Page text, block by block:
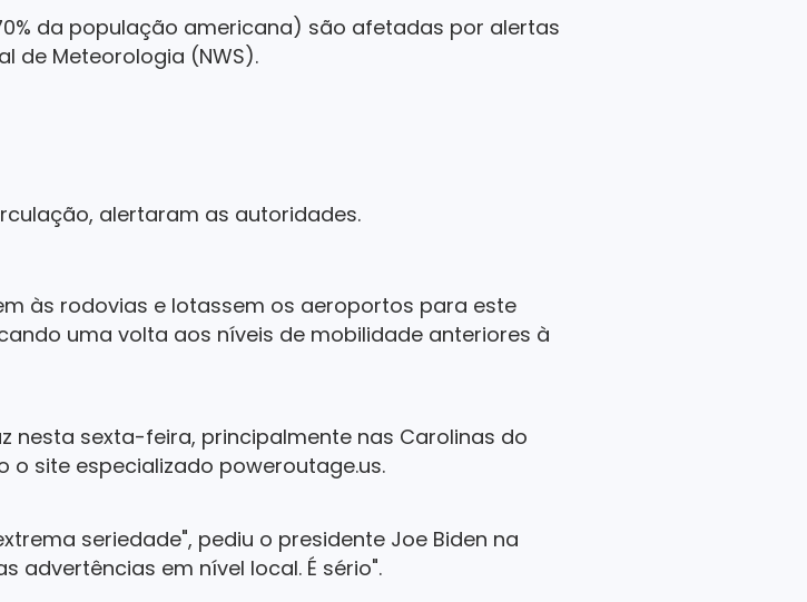
da população americana) são afetadas por alertas
de Meteorologia (NWS).
alertaram as autoridades.
às rodovias e lotassem os aeroportos para este
uma volta aos níveis de mobilidade anteriores à
nesta sexta-feira, principalmente nas Carolinas do
o site especializado poweroutage.us.
seriedade", pediu o presidente Joe Biden na
advertências em nível local. É sério".